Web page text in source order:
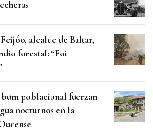
alcalde de Baltar,
forestal: “Foi
bum poblacional fuerzan
nocturnos en la